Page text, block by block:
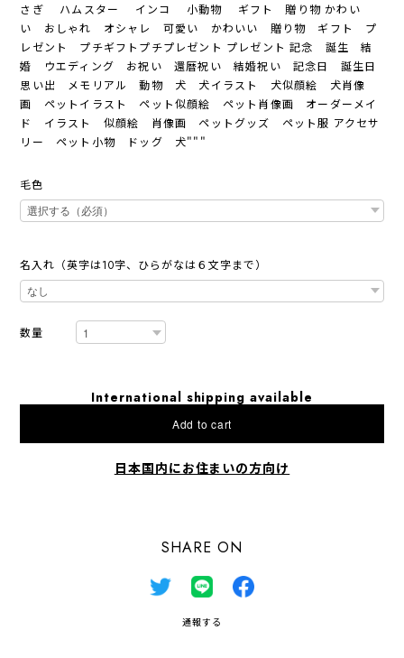
さぎ ハムスター インコ 小動物 ギフト 贈り物 かわい
い おしゃれ オシャレ 可愛い かわいい 贈り物 ギフト プ
レゼント プチギフトプチプレゼント プレゼント 記念 誕生 結
婚 ウエディング お祝い 還暦祝い 結婚祝い 記念日 誕生日
思い出 メモリアル 動物 犬 犬イラスト 犬似顔絵 犬肖像
画 ペットイラスト ペット似顔絵 ペット肖像画 オーダーメイ
ド イラスト 似顔絵 肖像画 ペットグッズ ペット服 アクセサ
リー ペット小物 ドッグ 犬"""
毛色
名入れ（英字は10字、ひらがなは６文字まで）
数量
International shipping available
Add to cart
日本国内にお住まいの方向け
SHARE ON
通報する